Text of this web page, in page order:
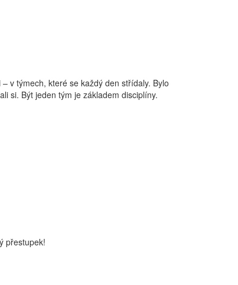
v týmech, které se každý den střídaly. Bylo
si. Být jeden tým je základem disciplíny.
přestupek!